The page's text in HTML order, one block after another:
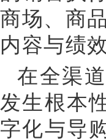
商场、商
内容与绩
在全渠
发生根本
字化与导